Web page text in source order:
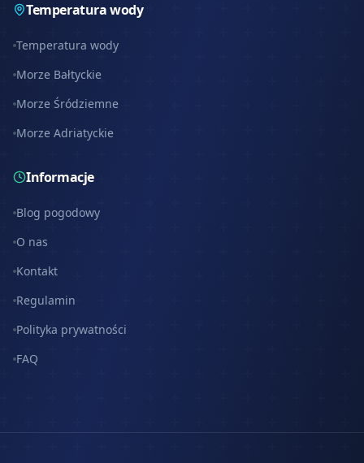
Temperatura wody
Temperatura wody
Morze Bałtyckie
Morze Śródziemne
Morze Adriatyckie
Informacje
Blog pogodowy
O nas
Kontakt
Regulamin
Polityka prywatności
FAQ